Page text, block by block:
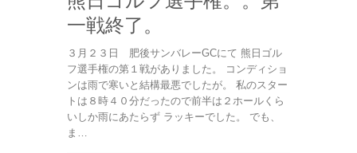
一戦終了。
３月２３日 肥後サンバレーGCにて 熊日ゴル
フ選手権の第１戦がありました。 コンディショ
ンは雨で寒いと結構最悪でしたが。 私のスター
トは８時４０分だったので前半は２ホールくら
いしか雨にあたらず ラッキーでした。 でも、
ま…